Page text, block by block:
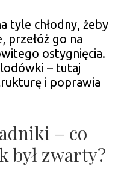
tyle chłodny, żeby
przełóż go na
ostygnięcia.
– tutaj
i poprawia
– co
był zwarty?